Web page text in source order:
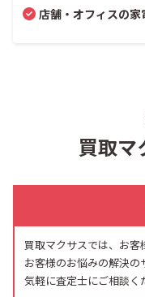
店舗・オフィスの家
買取マ
買取マクサスでは、お客
お客様のお悩みの解決
気軽に査定士にご相談く